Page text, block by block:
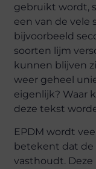
gebruikt wordt,
een van de vele
bijvoorbeeld
soorten lijm
kunnen blijven
weer geheel
eigenlijk? Waar
deze tekst
EPDM wordt
betekent dat de
vasthoudt.